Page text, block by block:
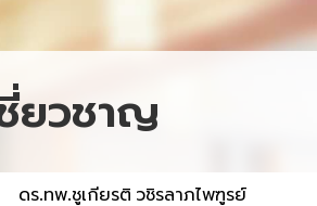
ยวชาญ
ดร.ทพ.ชูเกียรติ วชิรลาภไพฑูรย์